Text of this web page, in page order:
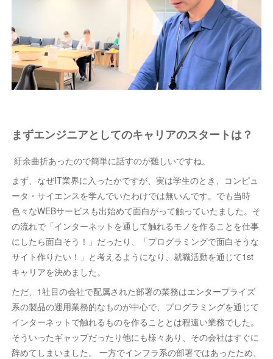
まずエンジニアとしてのキャリアのスタートは？
紆余曲折あったので簡単に話すのが難しいですね。
まず、なぜIT業界に入ったかですが、実は学生のとき、コンピュ
ータ・サイエンスを学んでいたわけでは無いんです。でも当時
色々なWEBサービスも出始めて面白がって触っていたました。そ
の流れで「インターネットを通して触れるモノを作ることを仕事
にしたら面白そう！」だったり、「プログラミングで面白そうな
サイト作りたい！」と考えるようになり、就職活動を通じて1st
キャリアを決めました。
ただ、1社目の会社で配属された部署の業務はエンタープライズ
系の製品の運用業務的なものが中心で、プログラミングを通じて
インターネットで触れるものを作ることとは程遠い業務でした。
そういったギャップだったり他にも様々あり、その会社はすぐに
辞めてしまいました。 一方でインフラ系の部署ではあったため、